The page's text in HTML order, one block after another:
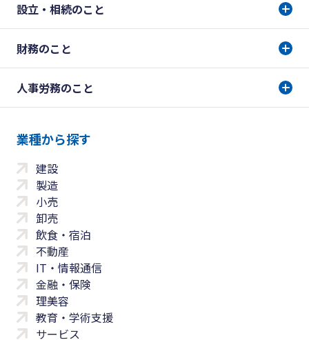
設立・相続のこと
財務のこと
人事労務のこと
業種から探す
建設
製造
小売
卸売
飲食・宿泊
不動産
IT・情報通信
金融・保険
理美容
教育・学術支援
サービス